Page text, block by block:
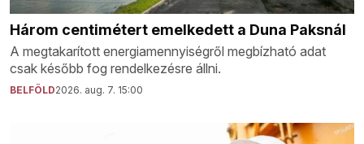
Három centimétert emelkedett a Duna Paksnál
A megtakarított energiamennyiségről megbízható adat
csak később fog rendelkezésre állni.
BELFÖLD2026. aug. 7. 15:00